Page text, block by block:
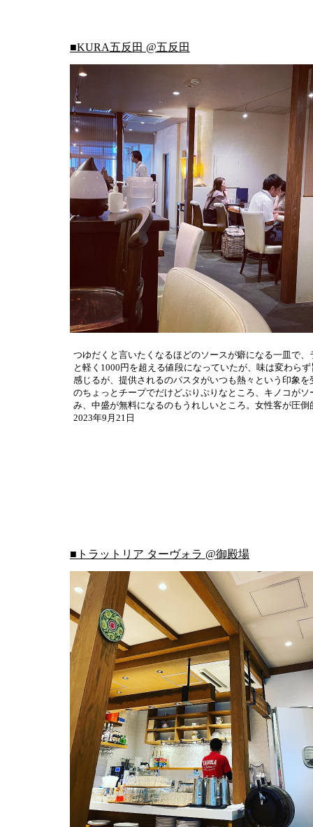
■トラットリア ターヴォラ @御殿場
つゆだくと言いたくなるほどのソースが癖になる一皿で
と軽く1000円を超える値段になっていたが、味は変わら
感じるが、提供されるのパスタがいつも熱々という印象
のちょっとチープでだけどぷりぷりなところ、キノコが
み、中盛が無料になるのもうれしいところ。女性客が圧
2023年9月21日
■KURA五反田 @五反田